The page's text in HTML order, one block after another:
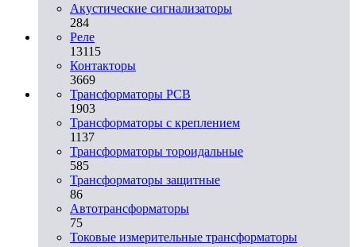
Акустические сигнализаторы
284
Реле
13115
Контакторы
3669
Трансформаторы PCB
1903
Трансформаторы с креплением
1137
Трансформаторы тороидальные
585
Трансформаторы защитные
86
Автотрансформаторы
75
Токовые измерительные трансформаторы